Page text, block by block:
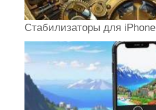
Стабилизаторы для iPhone